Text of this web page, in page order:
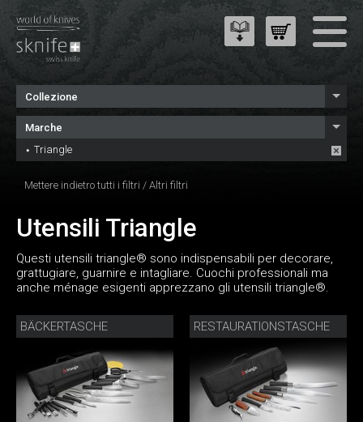
Collezione
Marche
Triangle
Mettere indietro tutti i filtri / Altri filtri
Utensili Triangle
Questi utensili triangle® sono indispensabili per decorare,
grattugiare, guarnire e intagliare. Cuochi professionali ma
anche ménage esigenti apprezzano gli utensili triangle®.
BÄCKERTASCHE RESTAURATIONSTASCHE